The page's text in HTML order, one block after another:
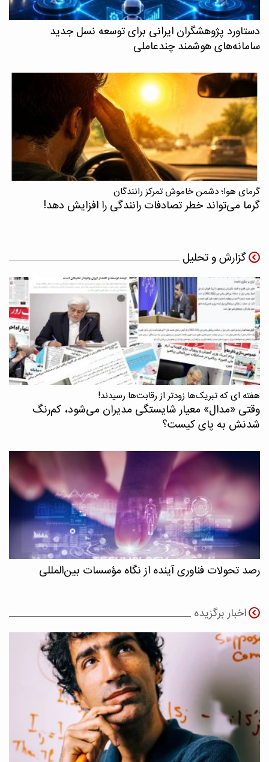
دستاورد پژوهشگران ایرانی برای توسعه نسل جدید
سامانه‌های هوشمند چندعاملی
گرمای هوا؛ دشمن خاموش تمرکز رانندگان
گرما می‌تواند خطر تصادفات رانندگی را افزایش دهد!
گزارش و تحلیل
هفته ای که تبریک‌ها زودتر از رقابت‌ها رسیدند!
وقتی «مدال‌» معیار شایستگی مدیران می‌شود، کم‌رنگ
شدنش به پای کیست؟
رصد تحولات فناوری آینده از نگاه مؤسسات بین‌المللی
اخبار برگزیده